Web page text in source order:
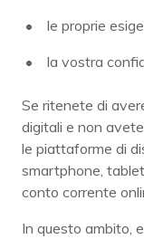
le proprie
la vostra
Se ritenete di
digitali e non
le piattaforme di
smartphone,
conto corrente
In questo ambito,